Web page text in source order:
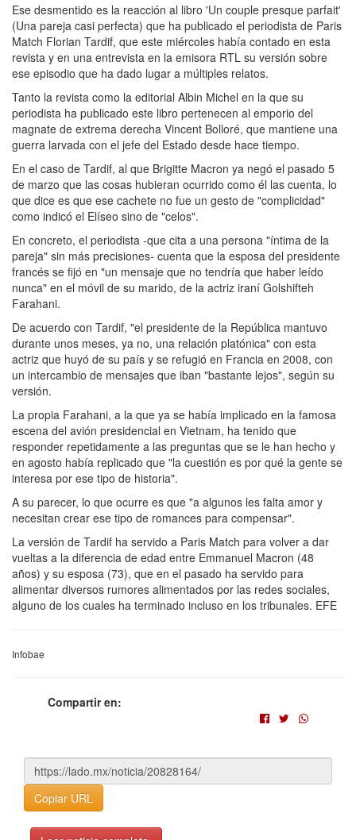
Ese desmentido es la reacción al libro 'Un couple presque parfait'
(Una pareja casi perfecta) que ha publicado el periodista de Paris
Match Florian Tardif, que este miércoles había contado en esta
revista y en una entrevista en la emisora RTL su versión sobre
ese episodio que ha dado lugar a múltiples relatos.
Tanto la revista como la editorial Albin Michel en la que su
periodista ha publicado este libro pertenecen al emporio del
magnate de extrema derecha Vincent Bolloré, que mantiene una
guerra larvada con el jefe del Estado desde hace tiempo.
En el caso de Tardif, al que Brigitte Macron ya negó el pasado 5
de marzo que las cosas hubieran ocurrido como él las cuenta, lo
que dice es que ese cachete no fue un gesto de "complicidad"
como indicó el Elíseo sino de "celos".
En concreto, el periodista -que cita a una persona "íntima de la
pareja" sin más precisiones- cuenta que la esposa del presidente
francés se fijó en "un mensaje que no tendría que haber leído
nunca" en el móvil de su marido, de la actriz iraní Golshifteh
Farahani.
De acuerdo con Tardif, "el presidente de la República mantuvo
durante unos meses, ya no, una relación platónica" con esta
actriz que huyó de su país y se refugió en Francia en 2008, con
un intercambio de mensajes que iban "bastante lejos", según su
versión.
La propia Farahani, a la que ya se había implicado en la famosa
escena del avión presidencial en Vietnam, ha tenido que
responder repetidamente a las preguntas que se le han hecho y
en agosto había replicado que "la cuestión es por qué la gente se
interesa por ese tipo de historia".
A su parecer, lo que ocurre es que "a algunos les falta amor y
necesitan crear ese tipo de romances para compensar".
La versión de Tardif ha servido a Paris Match para volver a dar
vueltas a la diferencia de edad entre Emmanuel Macron (48
años) y su esposa (73), que en el pasado ha servido para
alimentar diversos rumores alimentados por las redes sociales,
alguno de los cuales ha terminado incluso en los tribunales. EFE
Infobae
Compartir en:
Copiar URL